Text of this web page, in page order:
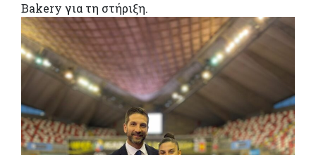
Bakery για τη στήριξη.